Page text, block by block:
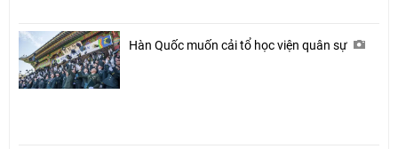
Hàn Quốc muốn cải tổ học viện quân sự